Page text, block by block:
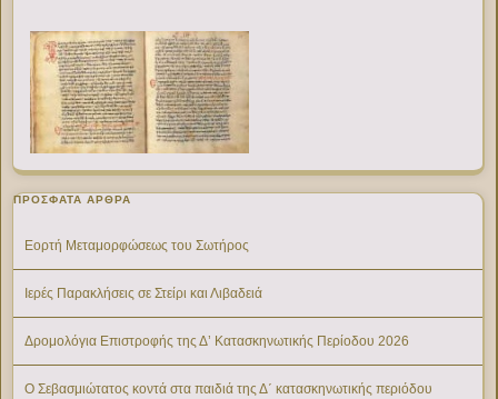
ΠΡΌΣΦΑΤΑ ΆΡΘΡΑ
Εορτή Μεταμορφώσεως του Σωτήρος
Ιερές Παρακλήσεις σε Στείρι και Λιβαδειά
Δρομολόγια Επιστροφής της Δ’ Κατασκηνωτικής Περίοδου 2026
Ο Σεβασμιώτατος κοντά στα παιδιά της Δ΄ κατασκηνωτικής περιόδου